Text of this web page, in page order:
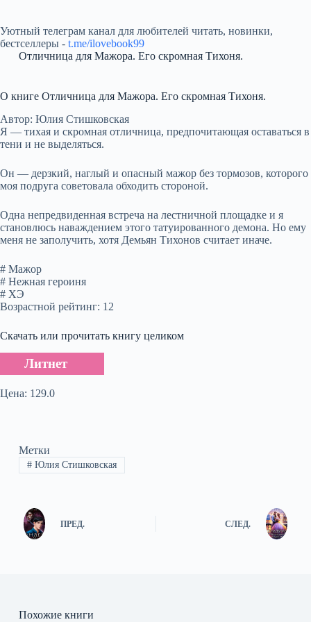
Уютный телеграм канал для любителей читать, новинки,
бестселлеры - t.me/ilovebook99
Отличница для Мажора. Его скромная Тихоня.
О книге Отличница для Мажора. Его скромная Тихоня.
Автор: Юлия Стишковская
Я — тихая и скромная отличница, предпочитающая оставаться в
тени и не выделяться.
Он — дерзкий, наглый и опасный мажор без тормозов, которого
моя подруга советовала обходить стороной.
Одна непредвиденная встреча на лестничной площадке и я
становлюсь наваждением этого татуированного демона. Но ему
меня не заполучить, хотя Демьян Тихонов считает иначе.
# Мажор
# Нежная героиня
# ХЭ
Возрастной рейтинг: 12
Скачать или прочитать книгу целиком
Литнет
Цена: 129.0
Метки
#Юлия Стишковская
ПРЕД. СЛЕД.
Похожие книги